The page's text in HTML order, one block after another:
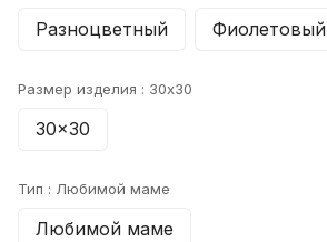
Разноцветный Фиолетовый
Размер изделия : 30x30
30x30
Тип : Любимой маме
Любимой маме